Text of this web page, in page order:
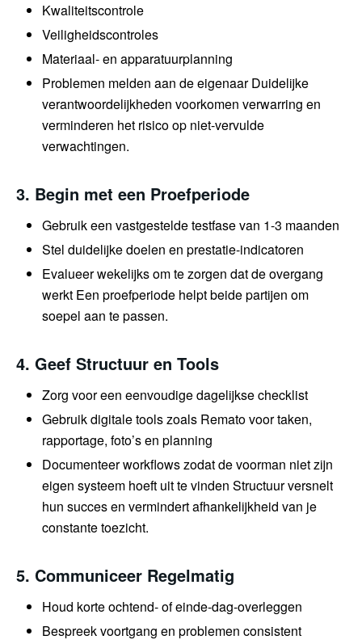
Kwaliteitscontrole
Veiligheidscontroles
Materiaal- en apparatuurplanning
Problemen melden aan de eigenaar Duidelijke
verantwoordelijkheden voorkomen verwarring en
verminderen het risico op niet-vervulde
verwachtingen.
3. Begin met een Proefperiode
Gebruik een vastgestelde testfase van 1-3 maanden
Stel duidelijke doelen en prestatie-indicatoren
Evalueer wekelijks om te zorgen dat de overgang
werkt Een proefperiode helpt beide partijen om
soepel aan te passen.
4. Geef Structuur en Tools
Zorg voor een eenvoudige dagelijkse checklist
Gebruik digitale tools zoals Remato voor taken,
rapportage, foto’s en planning
Documenteer workflows zodat de voorman niet zijn
eigen systeem hoeft uit te vinden Structuur versnelt
hun succes en vermindert afhankelijkheid van je
constante toezicht.
5. Communiceer Regelmatig
Houd korte ochtend- of einde-dag-overleggen
Bespreek voortgang en problemen consistent